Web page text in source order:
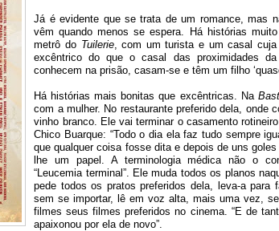
Já é evidente que se trata de um romance, mas
vêm quando menos se espera. Há histórias
metrô do Tuilerie, com um turista e um casal
excêntrico do que o casal das proximidades da
conhecem na prisão, casam-se e têm um filho
Há histórias mais bonitas que excêntricas. Na
com a mulher. No restaurante preferido dela, onde
vinho branco. Ele vai terminar o casamento
Chico Buarque: “Todo o dia ela faz tudo sempre
que qualquer coisa fosse dita e depois de uns
lhe um papel. A terminologia médica não o
“Leucemia terminal”. Ele muda todos os planos
pede todos os pratos preferidos dela, leva-a para
sem se importar, lê em voz alta, mais uma vez,
filmes seus filmes preferidos no cinema. “E de
apaixonou por ela de novo”.